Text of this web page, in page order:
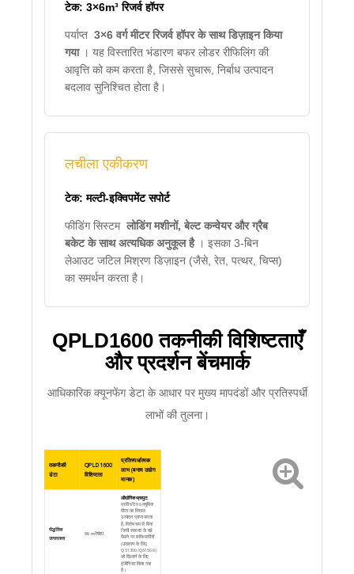
टेक: 3×6m³ रिजर्व हॉपर
पर्याप्त 3×6 वर्ग मीटर रिजर्व हॉपर के साथ डिज़ाइन किया
गया । यह विस्तारित भंडारण बफर लोडर रीफिलिंग की
आवृत्ति को कम करता है, जिससे सुचारू, निर्बाध उत्पादन
बदलाव सुनिश्चित होता है।
लचीला एकीकरण
टेक: मल्टी-इक्विपमेंट सपोर्ट
फीडिंग सिस्टम लोडिंग मशीनों, बेल्ट कन्वेयर और ग्रैब
बकेट के साथ अत्यधिक अनुकूल है । इसका 3-बिन
लेआउट जटिल मिश्रण डिज़ाइन (जैसे, रेत, पत्थर, चिप्स)
का समर्थन करता है।
QPLD1600 तकनीकी विशिष्टताएँ
और प्रदर्शन बेंचमार्क
आधिकारिक क्यूनफेंग डेटा के आधार पर मुख्य मापदंडों और प्रतिस्पर्धी
लाभों की तुलना।
तकनीकी
डेटा
QPLD1600
विशिष्टता
प्रतिस्पर्धात्मक
लाभ (बनाम उद्योग
मानक)
सैद्धांतिक
उत्पादकता
96 m³/घंटा
औद्योगिक थ्रूपुट:
प्रति घंटे 96 क्यूबिक
मीटर का विशाल
उत्पादन प्राप्त करता
है, विशेष रूप से बिना
किसी रुकावट के बड़े
पैमाने पर ब्लॉक मशीनों
(उदाहरण के लिए,
QS1300/QS1500)
को खिलाने के लिए
इंजीनियर किया गया
है।